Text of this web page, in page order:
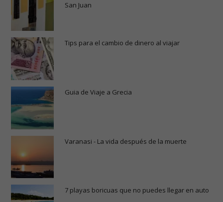
San Juan
Tips para el cambio de dinero al viajar
Guia de Viaje a Grecia
Varanasi - La vida después de la muerte
7 playas boricuas que no puedes llegar en auto